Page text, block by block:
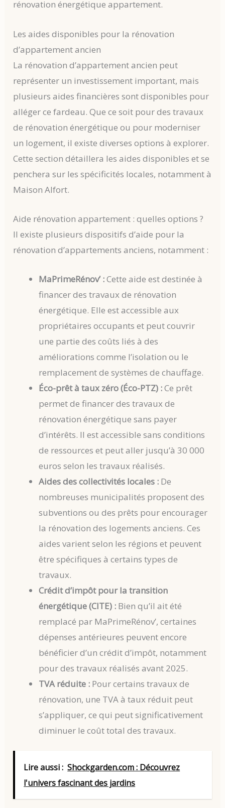
rénovation énergétique appartement.
Les aides disponibles pour la rénovation
d’appartement ancien
La rénovation d’appartement ancien peut
représenter un investissement important, mais
plusieurs aides financières sont disponibles pour
alléger ce fardeau. Que ce soit pour des travaux
de rénovation énergétique ou pour moderniser
un logement, il existe diverses options à explorer.
Cette section détaillera les aides disponibles et se
penchera sur les spécificités locales, notamment à
Maison Alfort.
Aide rénovation appartement : quelles options ?
Il existe plusieurs dispositifs d’aide pour la
rénovation d’appartements anciens, notamment :
MaPrimeRénov’ :Cette aide est destinée à
financer des travaux de rénovation
énergétique. Elle est accessible aux
propriétaires occupants et peut couvrir
une partie des coûts liés à des
améliorations comme l’isolation ou le
remplacement de systèmes de chauffage.
Éco-prêt à taux zéro (Éco-PTZ) :Ce prêt
permet de financer des travaux de
rénovation énergétique sans payer
d’intérêts. Il est accessible sans conditions
de ressources et peut aller jusqu’à 30 000
euros selon les travaux réalisés.
Aides des collectivités locales : De
nombreuses municipalités proposent des
subventions ou des prêts pour encourager
la rénovation des logements anciens. Ces
aides varient selon les régions et peuvent
être spécifiques à certains types de
travaux.
Crédit d’impôt pour la transition
énergétique (CITE) : Bien qu’il ait été
remplacé par MaPrimeRénov’, certaines
dépenses antérieures peuvent encore
bénéficier d’un crédit d’impôt, notamment
pour des travaux réalisés avant 2025.
TVA réduite : Pour certains travaux de
rénovation, une TVA à taux réduit peut
s’appliquer, ce qui peut significativement
diminuer le coût total des travaux.
Lire aussi : Shockgarden.com : Découvrez
l'univers fascinant des jardins